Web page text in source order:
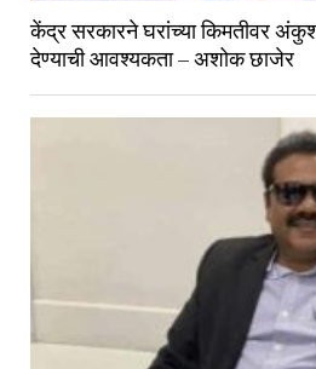
केंद्र सरकारने घरांच्या किमतीवर
देण्याची आवश्यकता – अशोक छाजेर